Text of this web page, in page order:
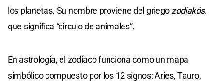
los planetas. Su nombre proviene del griego zodiakós,
que significa “círculo de animales”.
En astrología, el zodíaco funciona como un mapa
simbólico compuesto por los 12 signos: Aries, Tauro,